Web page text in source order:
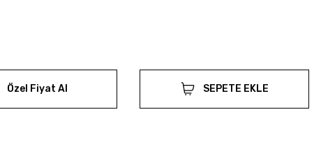
Özel Fiyat Al SEPETE EKLE